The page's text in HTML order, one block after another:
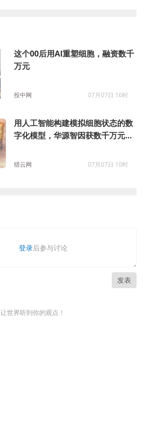
这个00后用AI重塑细胞，融资数千
万元
投中网 07月07日 16时
用人工智能构建模拟细胞状态的数
字化模型，华源智因获数千万元种
猎云网 07月07日 10时
登录后参与讨论
发表
让世界听到你的观点！